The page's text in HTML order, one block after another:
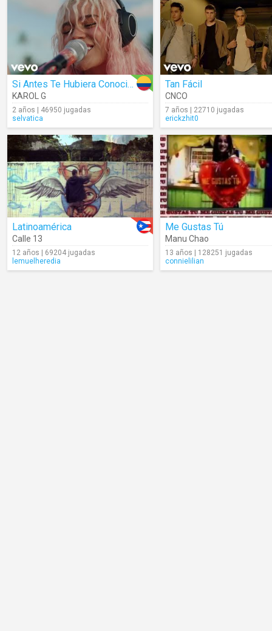
Si Antes Te Hubiera Conocido
KAROL G
2 años | 46950 jugadas
selvatica
Tan Fácil
CNCO
7 años | 22710 jugadas
erickzhit0
Latinoamérica
Calle 13
12 años | 69204 jugadas
lemuelheredia
Me Gustas Tú
Manu Chao
13 años | 128251 jugadas
connielilian